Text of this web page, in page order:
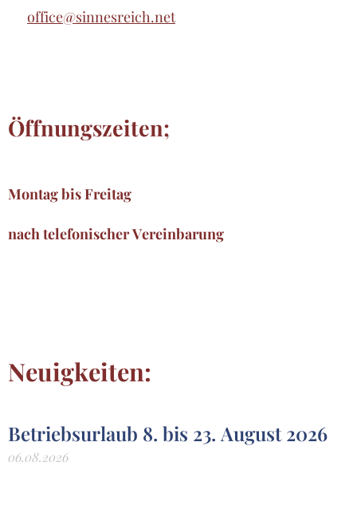
office@sinnesreich.net
Öffnungszeiten;
Montag bis Freitag
nach telefonischer Vereinbarung
Neuigkeiten:
Betriebsurlaub 8. bis 23. August 2026
06.08.2026